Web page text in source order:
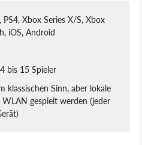
PS4, Xbox Series X/S, Xbox
iOS, Android
4 bis 15 Spieler
klassischen Sinn, aber lokale
gespielt werden (jeder